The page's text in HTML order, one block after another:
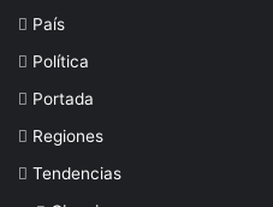
País
Política
Portada
Regiones
Tendencias